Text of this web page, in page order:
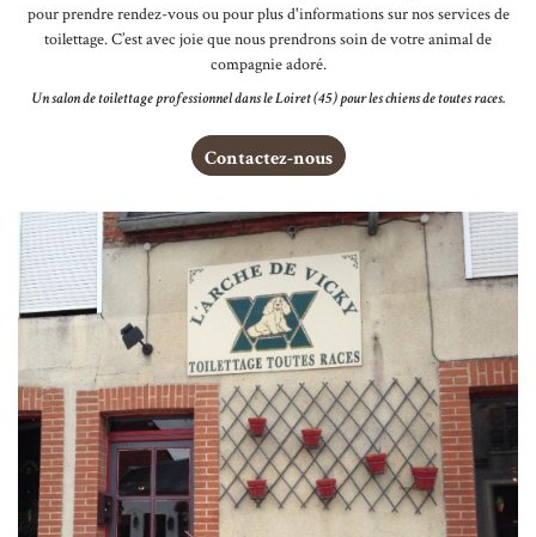
pour prendre rendez-vous ou pour plus d'informations sur nos services de
toilettage. C’est avec joie que nous prendrons soin de votre animal de
compagnie adoré.
Un salon de toilettage professionnel dans le Loiret (45) pour les chiens de toutes races.
Contactez-nous